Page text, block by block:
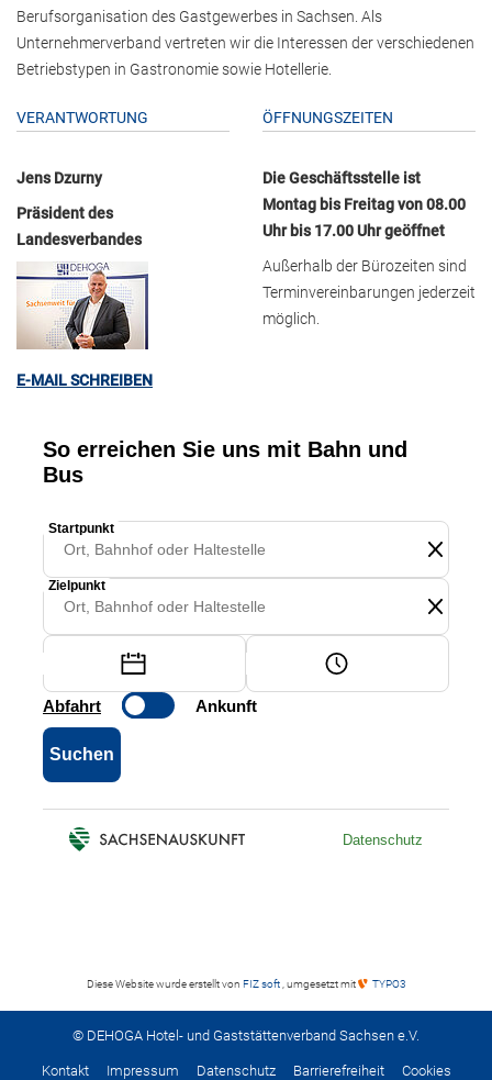
Berufsorganisation des Gastgewerbes in Sachsen. Als
Unternehmerverband vertreten wir die Interessen der verschiedenen
Betriebstypen in Gastronomie sowie Hotellerie.
VERANTWORTUNG
Jens Dzurny
Präsident des
Landesverbandes
E-MAIL SCHREIBEN
ÖFFNUNGSZEITEN
Die Geschäftsstelle ist
Montag bis Freitag von 08.00
Uhr bis 17.00 Uhr geöffnet
Außerhalb der Bürozeiten sind
Terminvereinbarungen jederzeit
möglich.
Diese Website wurde erstellt von FIZ soft , umgesetzt mit TYPO3
© DEHOGA Hotel- und Gaststättenverband Sachsen e.V.
Kontakt Impressum Datenschutz Barrierefreiheit Cookies